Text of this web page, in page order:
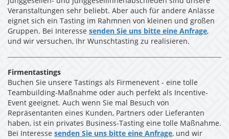
Veranstaltungen sehr beliebt. Aber auch für andere Anlässe
eignet sich ein Tasting im Rahmnen von kleinen und großen
Gruppen. Bei Interesse senden Sie uns bitte eine Anfrage,
und wir versuchen, Ihr Wunschtasting zu realisieren.
Firmentastings
Buchen Sie unsere Tastings als Firmenevent - eine tolle
Teambuilding-Maßnahme oder auch perfekt als Incentive-
Event geeignet. Auch wenn Sie mal Besuch von
Repräsentanten eines Kunden, Partners oder Lieferanten
haben, ist ein privates Business-Tasting eine tolle Maßnahme.
Bei Interesse senden Sie uns bitte eine Anfrage, und wir